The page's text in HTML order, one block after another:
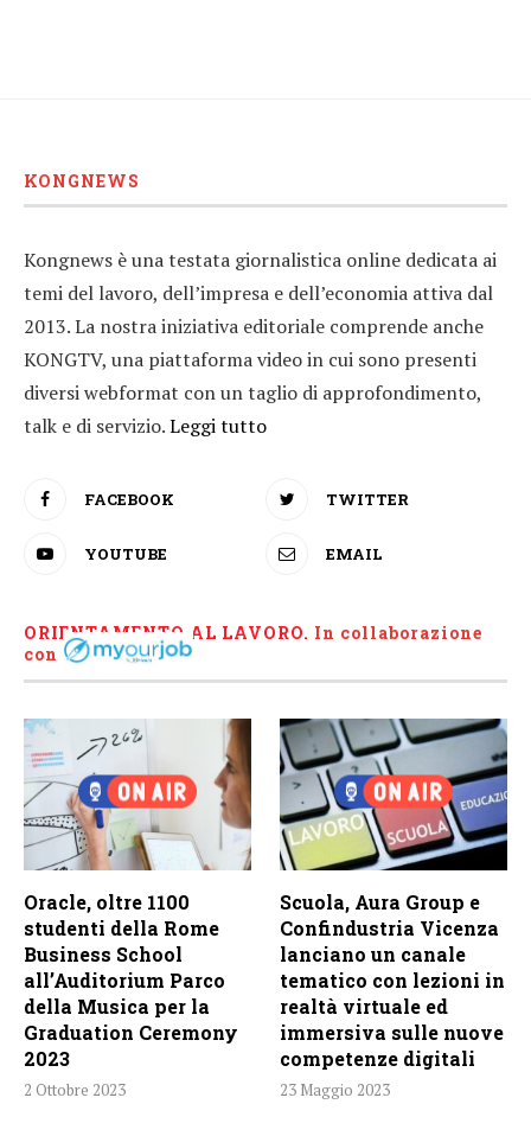
KONGNEWS
Kongnews è una testata giornalistica online dedicata ai
temi del lavoro, dell’impresa e dell’economia attiva dal
2013. La nostra iniziativa editoriale comprende anche
KONGTV, una piattaforma video in cui sono presenti
diversi webformat con un taglio di approfondimento,
talk e di servizio.Leggi tutto
FACEBOOK TWITTER
YOUTUBE EMAIL
ORIENTAMENTO AL LAVORO. In collaborazione
con
Oracle, oltre 1100
studenti della Rome
Business School
all’Auditorium Parco
della Musica per la
Graduation Ceremony
2023
2 Ottobre 2023
Scuola, Aura Group e
Confindustria Vicenza
lanciano un canale
tematico con lezioni in
realtà virtuale ed
immersiva sulle nuove
competenze digitali
23 Maggio 2023